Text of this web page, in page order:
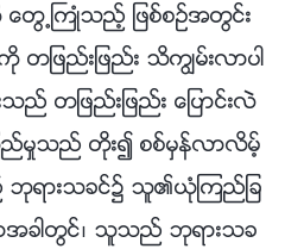
ြ႕ႀကဳံသည့္ ျဖစ္စဥ္အတြင္း
ျဖည္းျဖည္း သိကြၽမ္းလာပါ
တျဖည္းျဖည္း ေျပာင္းလဲ
ည္မႈသည္ တိုး၍ စစ္မွန္လာလိမ့္
ရားသခင္၌ သူ၏ယုံၾကည္ျခ
ာအခါတြင္၊ သူသည္ ဘုရားသခ